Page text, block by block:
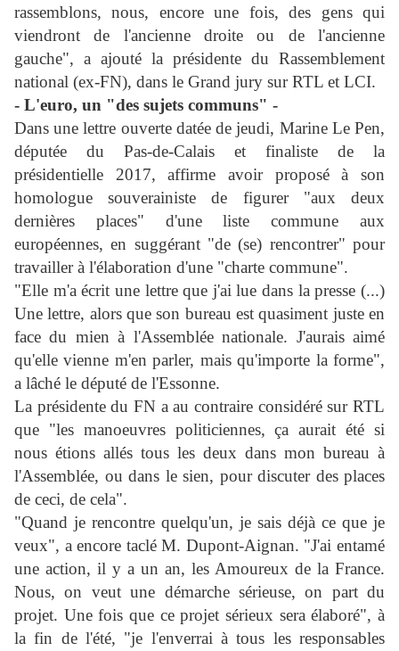
rassemblons, nous, encore une fois, des gens qui
viendront de l'ancienne droite ou de l'ancienne
gauche", a ajouté la présidente du Rassemblement
national (ex-FN), dans le Grand jury sur RTL et LCI.
- L'euro, un "des sujets communs" -
Dans une lettre ouverte datée de jeudi, Marine Le Pen,
députée du Pas-de-Calais et finaliste de la
présidentielle 2017, affirme avoir proposé à son
homologue souverainiste de figurer "aux deux
dernières places" d'une liste commune aux
européennes, en suggérant "de (se) rencontrer" pour
travailler à l'élaboration d'une "charte commune".
"Elle m'a écrit une lettre que j'ai lue dans la presse (...)
Une lettre, alors que son bureau est quasiment juste en
face du mien à l'Assemblée nationale. J'aurais aimé
qu'elle vienne m'en parler, mais qu'importe la forme",
a lâché le député de l'Essonne.
La présidente du FN a au contraire considéré sur RTL
que "les manoeuvres politiciennes, ça aurait été si
nous étions allés tous les deux dans mon bureau à
l'Assemblée, ou dans le sien, pour discuter des places
de ceci, de cela".
"Quand je rencontre quelqu'un, je sais déjà ce que je
veux", a encore taclé M. Dupont-Aignan. "J'ai entamé
une action, il y a un an, les Amoureux de la France.
Nous, on veut une démarche sérieuse, on part du
projet. Une fois que ce projet sérieux sera élaboré", à
la fin de l'été, "je l'enverrai à tous les responsables